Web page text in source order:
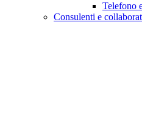
Telefono
Consulenti e